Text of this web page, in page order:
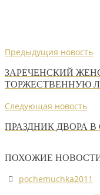
Предыдущия новость
ЗАРЕЧЕНСКИЙ
ТОРЖЕСТВЕННУЮ
Следующая новость
ПРАЗДНИК ДВОРА
ПОХОЖИЕ
pochemuchka2011